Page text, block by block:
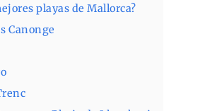
playas de Mallorca?
Canonge